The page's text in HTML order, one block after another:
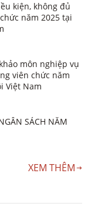
kiện, không đủ
năm 2025 tại
môn nghiệp vụ
viên chức năm
Việt Nam
SÁCH NĂM
XEM THÊM